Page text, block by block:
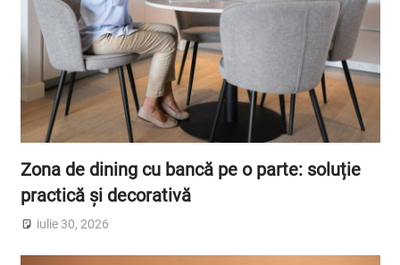
Zona de dining cu bancă pe o parte: soluție
practică și decorativă
iulie 30, 2026